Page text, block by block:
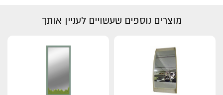
מוצרים נוספים שעשויים לעניין אותך